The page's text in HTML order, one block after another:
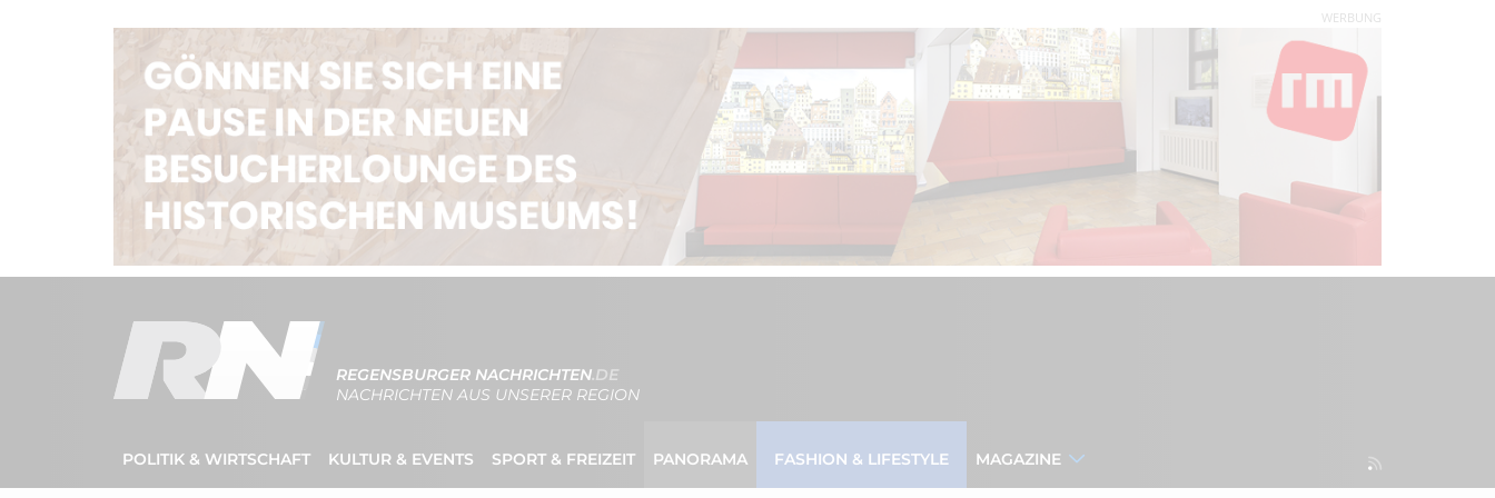
WERBUNG
REGENSBURGER NACHRICHTEN.DE
NACHRICHTEN AUS UNSERER REGION
POLITIK & WIRTSCHAFT KULTUR & EVENTS SPORT & FREIZEIT PANORAMA FASHION & LIFESTYLE MAGAZINE